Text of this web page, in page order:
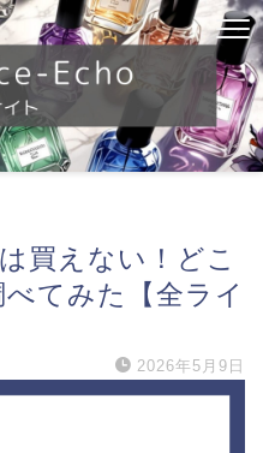
買えない！どこ
てみた【全ライ
2026年5月9日